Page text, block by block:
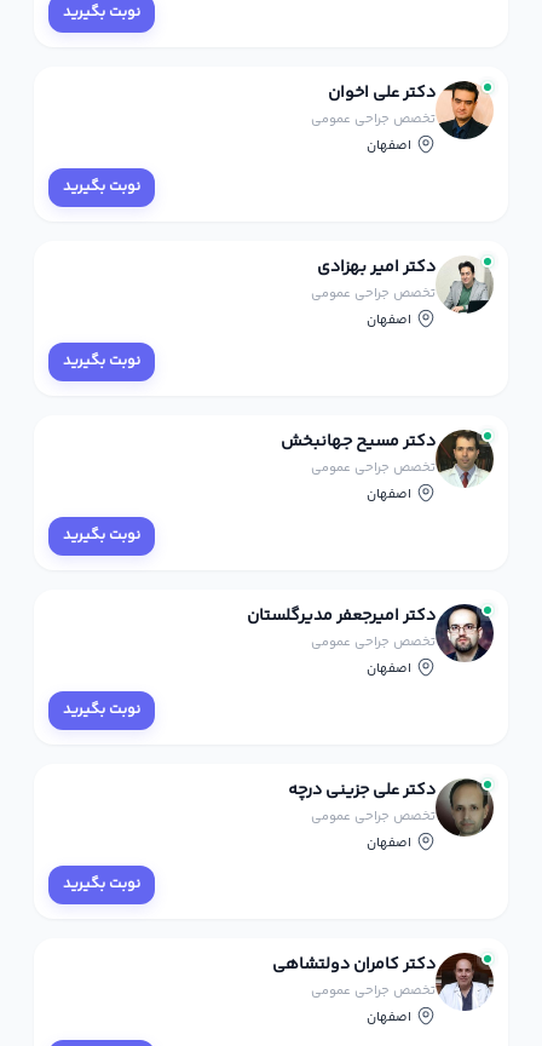
نوبت بگیرید
دکتر علی اخوان
تخصص جراحی عمومی
اصفهان
نوبت بگیرید
دکتر امیر بهزادی
تخصص جراحی عمومی
اصفهان
نوبت بگیرید
دکتر مسیح جهانبخش
تخصص جراحی عمومی
اصفهان
نوبت بگیرید
دکتر امیرجعفر مدیرگلستان
تخصص جراحی عمومی
اصفهان
نوبت بگیرید
دکتر علی جزینی درچه
تخصص جراحی عمومی
اصفهان
نوبت بگیرید
دکتر کامران دولتشاهی
تخصص جراحی عمومی
اصفهان